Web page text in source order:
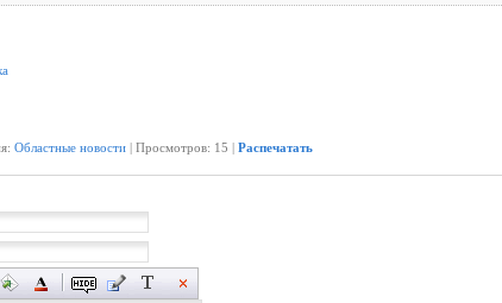
Областные новости | Просмотров: 15 | Распечатать